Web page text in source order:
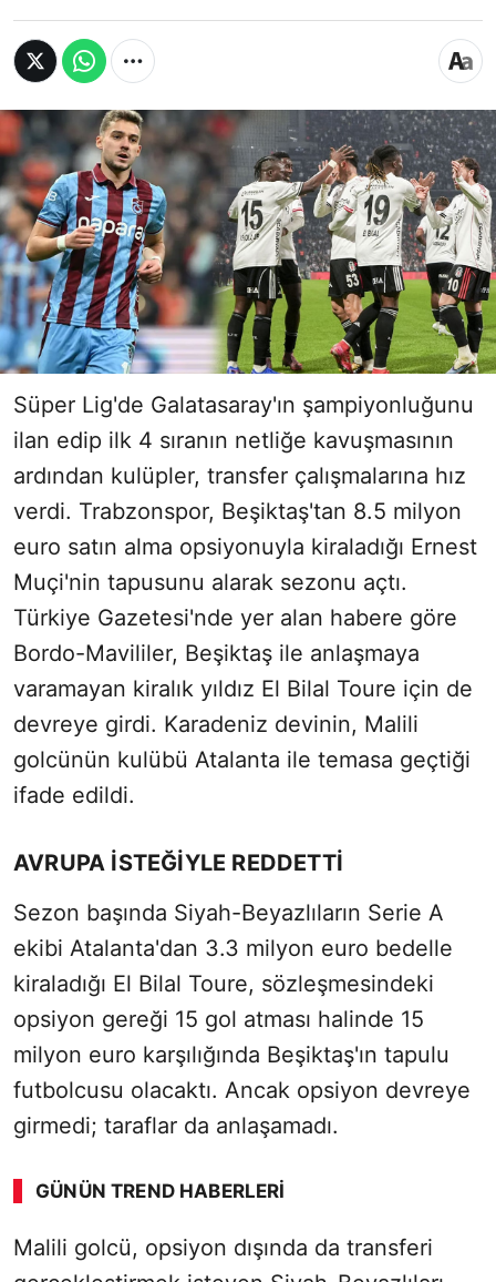
Süper Lig'de Galatasaray'ın şampiyonluğunu
ilan edip ilk 4 sıranın netliğe kavuşmasının
ardından kulüpler, transfer çalışmalarına hız
verdi. Trabzonspor, Beşiktaş'tan 8.5 milyon
euro satın alma opsiyonuyla kiraladığı Ernest
Muçi'nin tapusunu alarak sezonu açtı.
Türkiye Gazetesi'nde yer alan habere göre
Bordo-Mavililer, Beşiktaş ile anlaşmaya
varamayan kiralık yıldız El Bilal Toure için de
devreye girdi. Karadeniz devinin, Malili
golcünün kulübü Atalanta ile temasa geçtiği
ifade edildi.
AVRUPA İSTEĞİYLE REDDETTİ
Sezon başında Siyah-Beyazlıların Serie A
ekibi Atalanta'dan 3.3 milyon euro bedelle
kiraladığı El Bilal Toure, sözleşmesindeki
opsiyon gereği 15 gol atması halinde 15
milyon euro karşılığında Beşiktaş'ın tapulu
futbolcusu olacaktı. Ancak opsiyon devreye
girmedi; taraflar da anlaşamadı.
GÜNÜN TREND HABERLERI
Malili golcü, opsiyon dışında da transferi